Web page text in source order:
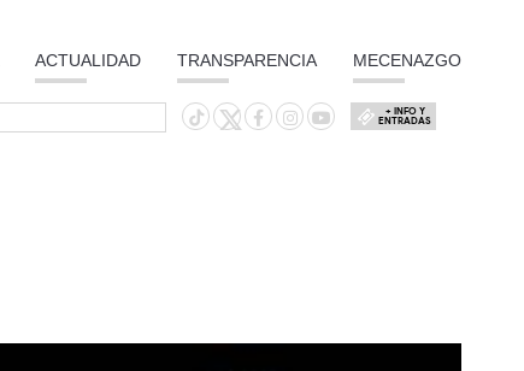
ACTUALIDAD TRANSPARENCIA MECENAZGO
+ INFO Y
ENTRADAS